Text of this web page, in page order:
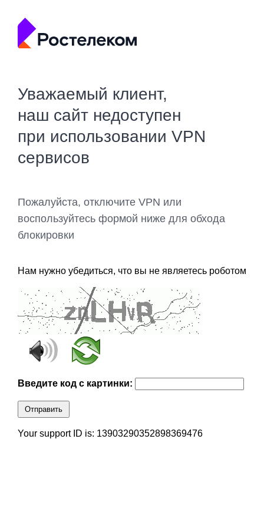
Уважаемый клиент,
наш сайт недоступен
при использовании VPN
сервисов
Пожалуйста, отключите VPN или
воспользуйтесь формой ниже для обхода
блокировки
Нам нужно убедиться, что вы не являетесь роботом
Введите код с картинки:
Отправить
Your support ID is: 13903290352898369476